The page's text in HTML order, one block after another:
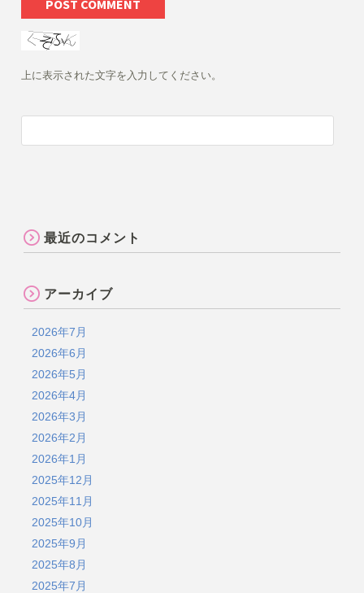
上に表示された文字を入力してください。
最近のコメント
アーカイブ
2026年7月
2026年6月
2026年5月
2026年4月
2026年3月
2026年2月
2026年1月
2025年12月
2025年11月
2025年10月
2025年9月
2025年8月
2025年7月